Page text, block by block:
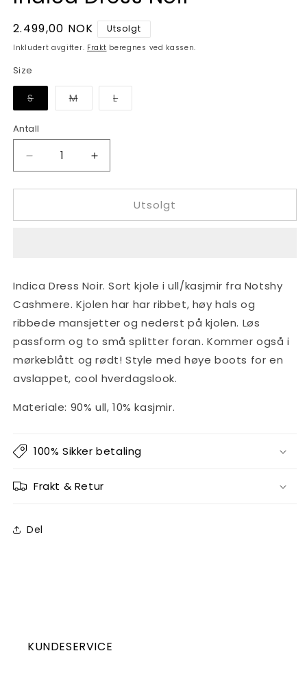
Vanlig
pris
2.499,00 NOK Utsolgt
Inkludert avgifter. Frakt beregnes ved kassen.
Size
SVarianten
er
eller
utilgjengelig
MVarianten
er
utilgjengelig
LVarianten
er
Antall
Antall
antallet
for
Dress
Øk
antallet
for
Dress
Utsolgt
Indica Dress Noir. Sort kjole i ull/kasjmir fra Notshy
Cashmere. Kjolen har har ribbet, høy hals og
ribbede mansjetter og nederst på kjolen. Løs
passform og to små splitter foran. Kommer også i
mørkeblått og rødt! Style med høye boots for en
avslappet, cool hverdagslook.
Materiale: 90% ull, 10% kasjmir.
100% Sikker betaling
Frakt & Retur
Del
KUNDESERVICE